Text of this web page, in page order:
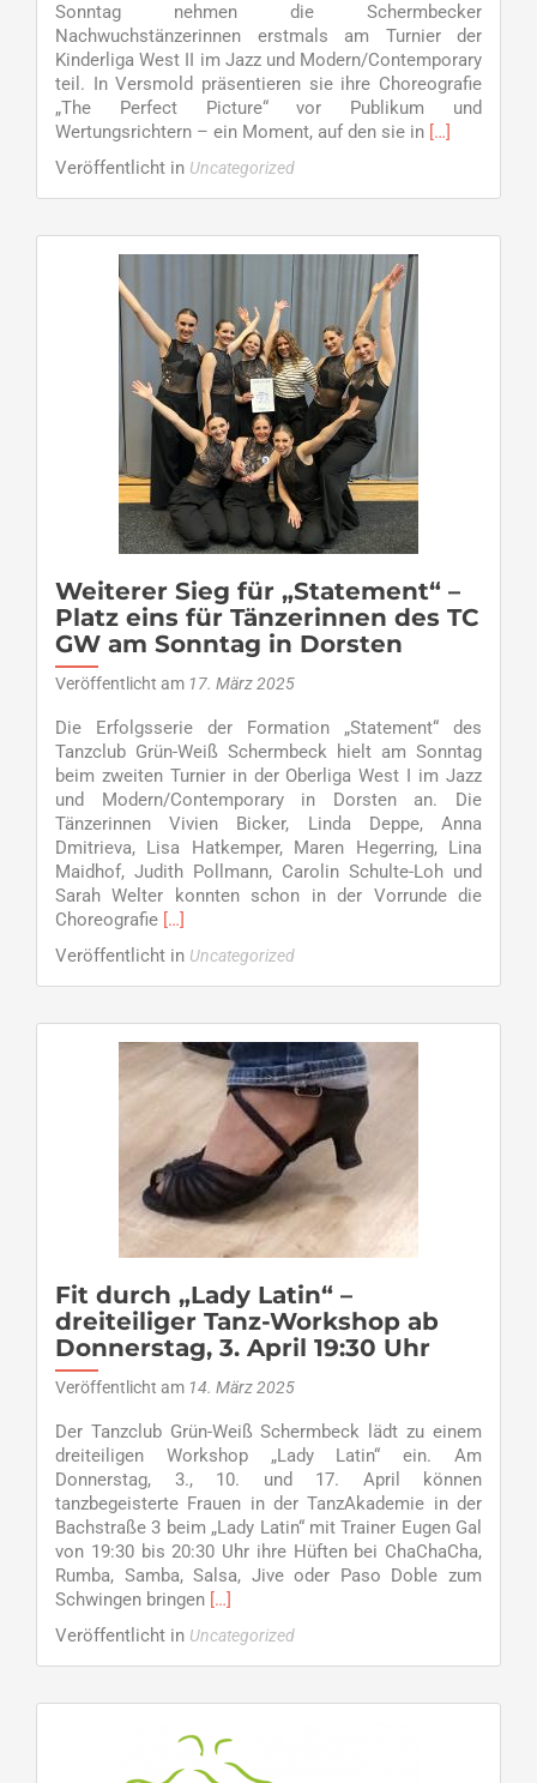
Sonntag nehmen die Schermbecker
Nachwuchstänzerinnen erstmals am Turnier der
Kinderliga West II im Jazz und Modern/Contemporary
teil. In Versmold präsentieren sie ihre Choreografie
„The Perfect Picture“ vor Publikum und
Wertungsrichtern – ein Moment, auf den sie in Read
Saisonstart
[…]
Veröffentlicht in Uncategorized
Weiterer Sieg für „Statement“ –
Platz eins für Tänzerinnen des TC
GW am Sonntag in Dorsten
Veröffentlicht am 17. März 2025
Die Erfolgsserie der Formation „Statement“ des
Tanzclub Grün-Weiß Schermbeck hielt am Sonntag
beim zweiten Turnier in der Oberliga West I im Jazz
und Modern/Contemporary in Dorsten an. Die
Tänzerinnen Vivien Bicker, Linda Deppe, Anna
Dmitrieva, Lisa Hatkemper, Maren Hegerring, Lina
Maidhof, Judith Pollmann, Carolin Schulte-Loh und
Sarah Welter konnten schon in der Vorrunde die
Choreografie Read
about
Weiterer
für
„Statement“
für
Tänzerinnen
des
TC
GW
Sonntag
in
Dorsten
[…]
Veröffentlicht in Uncategorized
Fit durch „Lady Latin“ –
dreiteiliger Tanz-Workshop ab
Donnerstag, 3. April 19:30 Uhr
Veröffentlicht am 14. März 2025
Der Tanzclub Grün-Weiß Schermbeck lädt zu einem
dreiteiligen Workshop „Lady Latin“ ein. Am
Donnerstag, 3., 10. und 17. April können
tanzbegeisterte Frauen in der TanzAkademie in der
Bachstraße 3 beim „Lady Latin“ mit Trainer Eugen Gal
von 19:30 bis 20:30 Uhr ihre Hüften bei ChaChaCha,
Rumba, Samba, Salsa, Jive oder Paso Doble zum
Schwingen bringen Read
about
Fit
Latin“
[…]
Veröffentlicht in Uncategorized